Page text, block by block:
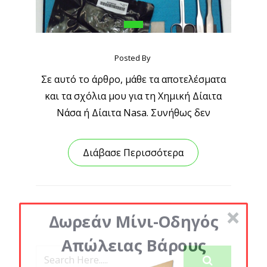
Posted By
Σε αυτό το άρθρο, μάθε τα αποτελέσματα
και τα σχόλια μου για τη Χημική Δίαιτα
Νάσα ή Δίαιτα Nasa. Συνήθως δεν
Διάβασε Περισσότερα
Δωρεάν Μίνι-Οδηγός
Απώλειας Βάρους